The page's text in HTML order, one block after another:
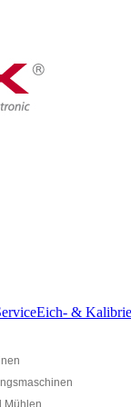
Eich- &
Mühlen